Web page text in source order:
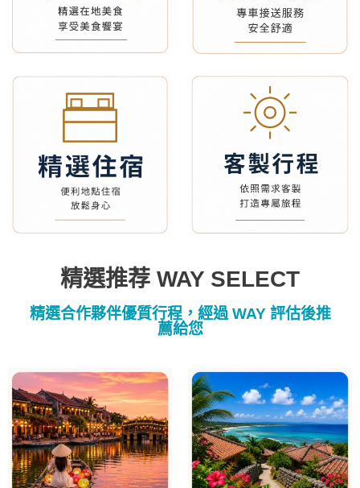
精選推荐 WAY SELECT
精選合作夥伴優質行程，經過 WAY 評估後推
薦給您